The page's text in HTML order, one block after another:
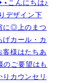
こんにちは♪
デザイン下
に◎上のまつ
カール・カ
客様はたちあ
のご要望はも
カウンセリ